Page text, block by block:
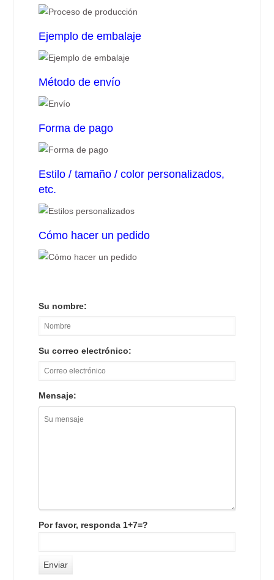
Ejemplo de embalaje
Método de envío
Forma de pago
Estilo / tamaño / color personalizados,
etc.
Cómo hacer un pedido
Su nombre:
Su correo electrónico:
Mensaje:
Por favor, responda 1+7=?